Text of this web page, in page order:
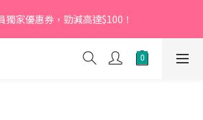
2026月12月31日，首次下單輸入優惠碼
「NEW95」即可享95折
獨家優惠券，勁減高達$100！
至2026月12月31日，首次下單輸入優惠碼
「NEW95」即可享95折